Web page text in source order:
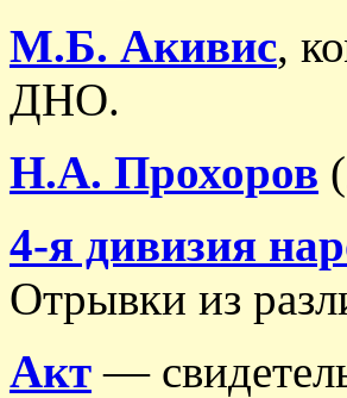
М.Б. Акивис,
ДНО.
Н.А. Прохоров
4-я дивизия
Отрывки из
Акт —